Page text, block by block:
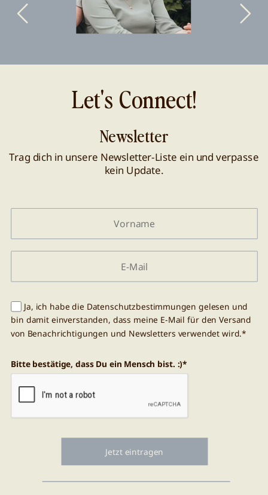
Let's Connect!
Newsletter
Trag dich in unsere Newsletter-Liste ein und verpasse
kein Update.
Ja, ich habe die Datenschutzbestimmungen gelesen und
bin damit einverstanden, dass meine E-Mail für den Versand
von Benachrichtigungen und Newsletters verwendet wird.*
Bitte bestätige, dass Du ein Mensch bist. :)*
Jetzt eintragen